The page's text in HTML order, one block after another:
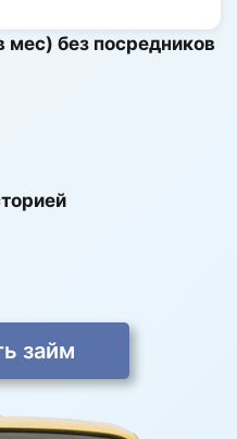
мес) без посредников
займ